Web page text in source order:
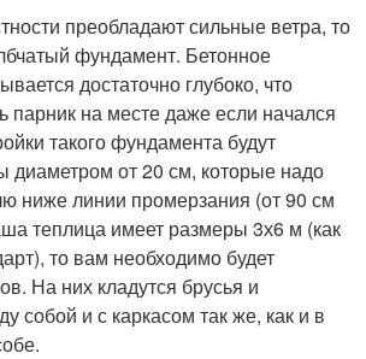
преобладают сильные ветра, то
фундамент. Бетонное
достаточно глубоко, что
парник на месте даже если начался
такого фундамента будут
диаметром от 20 см, которые надо
ниже линии промерзания (от 90 см
теплица имеет размеры 3х6 м (как
то вам необходимо будет
На них кладутся брусья и
собой и с каркасом так же, как и в